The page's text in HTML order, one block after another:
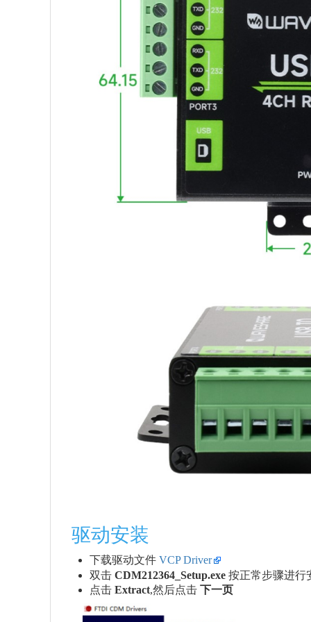
驱动安装
下载驱动文件 VCP Driver
双击 CDM212364_Setup.exe按正常步骤进行
点击 Extract,然后点击 下一页